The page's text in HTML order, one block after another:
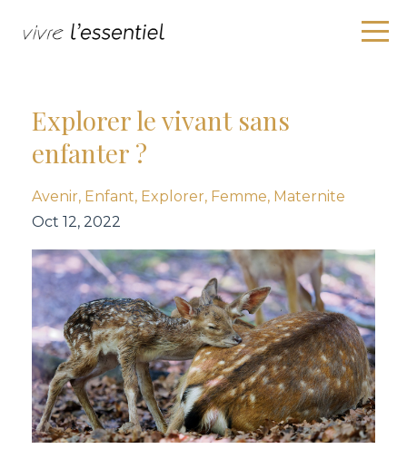
Explorer le vivant sans
enfanter ?
Avenir Enfant Explorer Femme Maternite
Oct 12, 2022